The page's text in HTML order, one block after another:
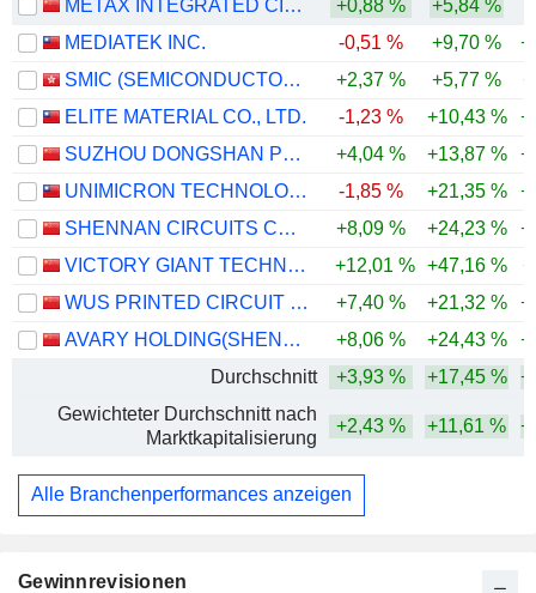
METAX INTEGRATED CIRCUITS (SHANGHAI) CO., LTD. +0,88 %
+5,84 %
MEDIATEK INC.
-0,51 % +9,70 %
SMIC (SEMICONDUCTOR MANUFACTURING INTERNATIONAL COMPANY)
+2,37 % +5,77 %
ELITE MATERIAL CO., LTD.
-1,23 % +10,43 %
SUZHOU DONGSHAN PRECISION MANUFACTURING CO., LTD.
+4,04 % +13,87 %
UNIMICRON TECHNOLOGY CORP.
-1,85 % +21,35 %
SHENNAN CIRCUITS CO., LTD.
+8,09 % +24,23 %
VICTORY GIANT TECHNOLOGY (HUIZHOU) CO.,LTD
+12,01 % +47,16 %
WUS PRINTED CIRCUIT (KUNSHAN) CO., LTD.
+7,40 % +21,32 %
AVARY HOLDING(SHENZHEN)CO., LIMITED
+8,06 % +24,43 %
Durchschnitt
+3,93 % +17,45 %
Gewichteter Durchschnitt nach
Marktkapitalisierung
+2,43 % +11,61 %
Alle Branchenperformances anzeigen
Gewinnrevisionen